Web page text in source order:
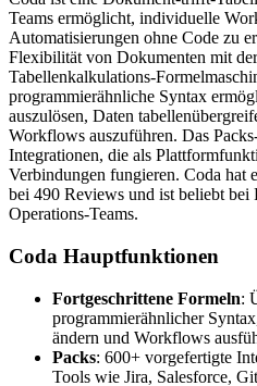
Teams ermöglicht, individuelle
Automatisierungen ohne Code zu
Flexibilität von Dokumenten mit
Tabellenkalkulations-
programmierähnliche Syntax
auszulösen, Daten
Workflows auszuführen. Das
Integrationen, die als
Verbindungen fungieren. Coda hat
bei 490 Reviews und ist beliebt
Operations-Teams.
Coda Hauptfunktionen
Fortgeschrittene Formeln:
programmierähnlicher
ändern und Workflows
Packs: 600+ vorgefertigte
Tools wie Jira, Salesforce,